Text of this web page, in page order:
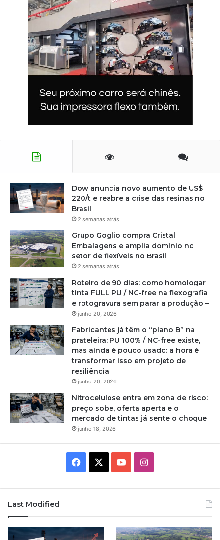
Dow anuncia novo aumento de US$
220/t e reabre a crise das resinas no
Brasil
2 semanas atrás
Grupo Goglio compra Cristal
Embalagens e amplia domínio no
setor de flexíveis no Brasil
2 semanas atrás
Roteiro de 90 dias: como homologar
tinta FULL PU / NC-free na flexografia
e rotogravura sem parar a produção –
junho 20, 2026
Fabricantes já têm o “plano B” na
prateleira: PU 100% / NC-free existe,
mas ainda é pouco usado: a hora é
transformar isso em projeto de
resiliência
junho 20, 2026
Nitrocelulose entra em zona de risco:
preço sobe, oferta aperta e o
mercado de tintas já sente o choque
junho 18, 2026
Facebook YouTubeInstagram
Last Modified